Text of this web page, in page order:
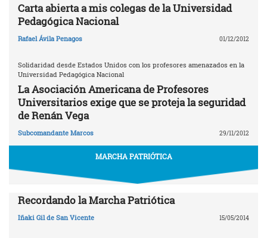
Carta abierta a mis colegas de la Universidad
Pedagógica Nacional
Rafael Ávila Penagos 01/12/2012
Solidaridad desde Estados Unidos con los profesores amenazados en la
Universidad Pedagógica Nacional
La Asociación Americana de Profesores
Universitarios exige que se proteja la seguridad
de Renán Vega
Subcomandante Marcos 29/11/2012
MARCHA PATRIÓTICA
Recordando la Marcha Patriótica
Iñaki Gil de San Vicente 15/05/2014